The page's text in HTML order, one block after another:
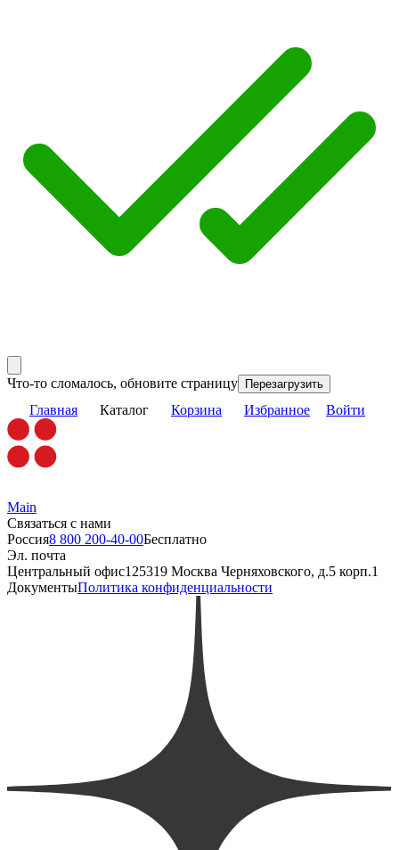
Что-то сломалось, обновите страницу Перезагрузить
Главная Каталог Корзина Избранное Войти
Main
Связаться с нами
Россия8 800 200-40-00Бесплатно
Эл. почта
Центральный офис125319 Москва Черняховского, д.5 корп.1
ДокументыПолитика конфиденциальности